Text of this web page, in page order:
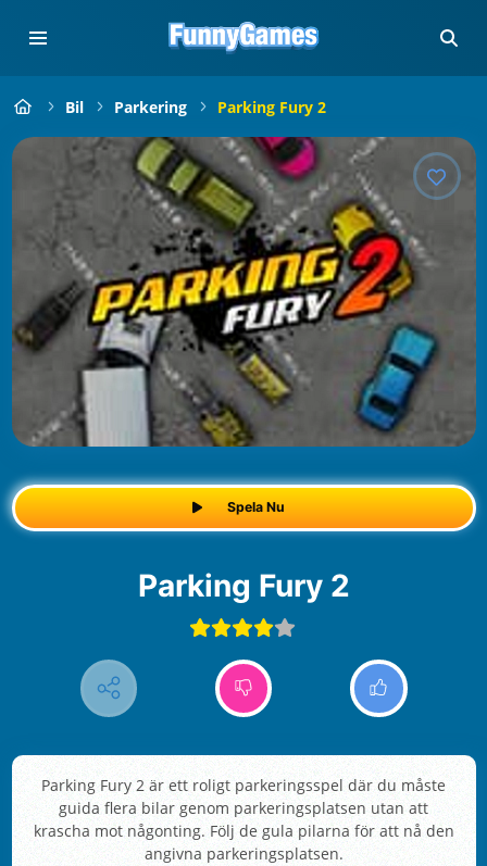
Bil Parkering Parking Fury 2
Spela Nu
Parking Fury 2
Parking Fury 2 är ett roligt parkeringsspel där du måste
guida flera bilar genom parkeringsplatsen utan att
krascha mot någonting. Följ de gula pilarna för att nå den
angivna parkeringsplatsen.